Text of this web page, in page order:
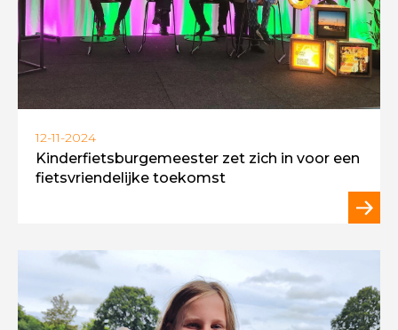
12-11-2024
Kinderfietsburgemeester zet zich in voor een
fietsvriendelijke toekomst